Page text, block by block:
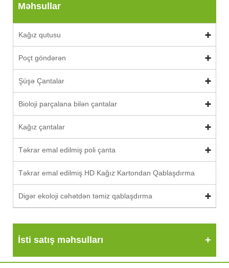
Məhsullar
Kağız qutusu
Poçt göndərən
Şüşə Çantalar
Bioloji parçalana bilən çantalar
Kağız çantalar
Təkrar emal edilmiş poli çanta
Təkrar emal edilmiş HD Kağız Kartondan Qablaşdırma
Digər ekoloji cəhətdən təmiz qablaşdırma
İsti satış məhsulları